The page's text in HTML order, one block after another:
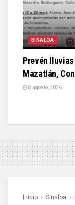
SINALOA
Prevén
Mazatlán,
8 agosto, 2026
Inicio Sinaloa